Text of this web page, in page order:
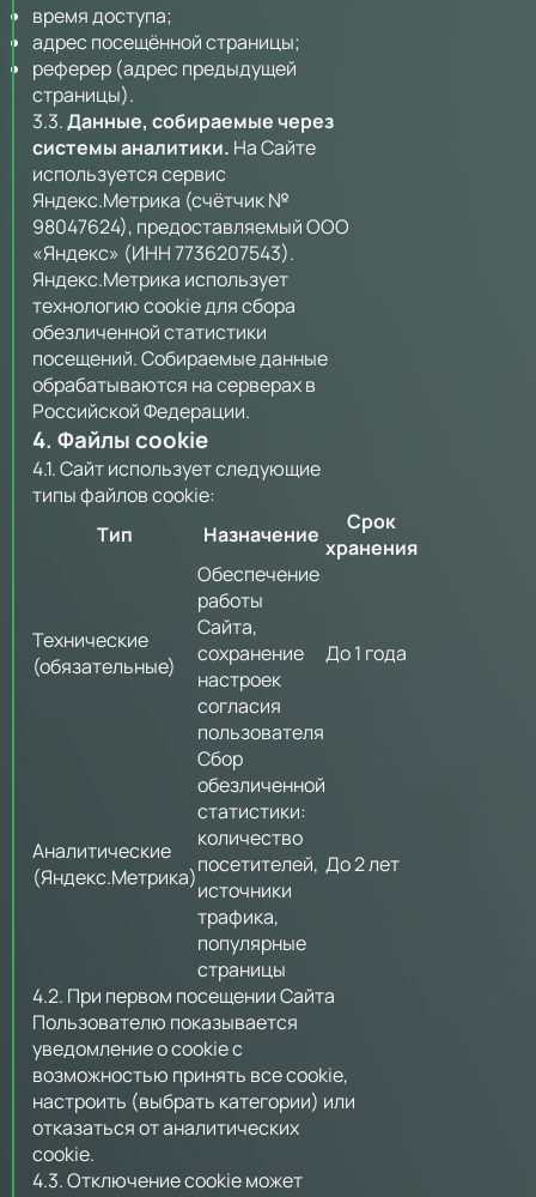
время доступа;
адрес посещённой страницы;
реферер (адрес предыдущей
страницы).
3.3.Данные, собираемые через
системы аналитики. На Сайте
используется сервис
Яндекс.Метрика (счётчик №
98047624), предоставляемый ООО
«Яндекс» (ИНН 7736207543).
Яндекс.Метрика использует
технологию cookie для сбора
обезличенной статистики
посещений. Собираемые данные
обрабатываются на серверах в
Российской Федерации.
4. Файлы cookie
4.1. Сайт использует следующие
типы файлов cookie:
Тип
Назначение
Срок
хранения
Технические
(обязательные)
Обеспечение
работы
Сайта,
сохранение
настроек
согласия
пользователя
До 1 года
Аналитические
(Яндекс.Метрика)
Сбор
обезличенной
статистики:
количество
посетителей,
источники
трафика,
популярные
страницы
До 2 лет
4.2. При первом посещении Сайта
Пользователю показывается
уведомление о cookie с
возможностью принять все cookie,
настроить (выбрать категории) или
отказаться от аналитических
cookie.
4.3. Отключение cookie может